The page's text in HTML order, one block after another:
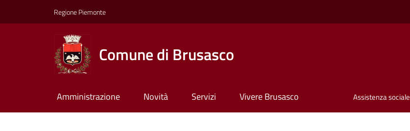
Regione Piemonte
Comune di Brusasco
Amministrazione Novità Servizi Vivere Brusasco Assistenza sociale